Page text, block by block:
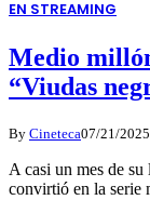
EN STREAMING
Medio
“Viudas
By Cineteca07/21/2025
A casi un mes de
convirtió en la serie